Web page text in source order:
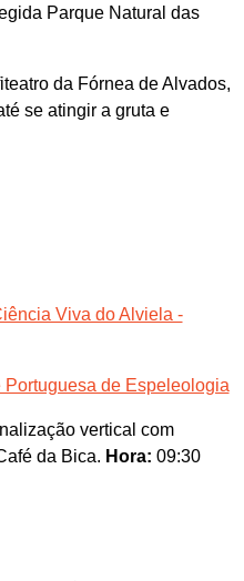
Parque Natural das
da Fórnea de Alvados,
se atingir a gruta e
Viva do Alviela -
Portuguesa de Espeleologia
vertical com
da Bica. Hora: 09:30